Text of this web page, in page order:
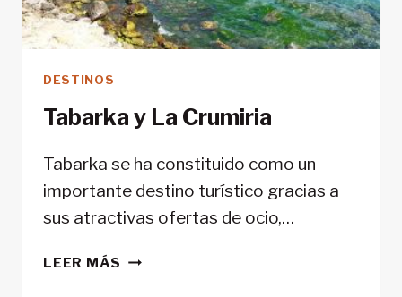
DESTINOS
Tabarka y La Crumiria
Tabarka se ha constituido como un
importante destino turístico gracias a
sus atractivas ofertas de ocio,…
LEER MÁS TABARKA